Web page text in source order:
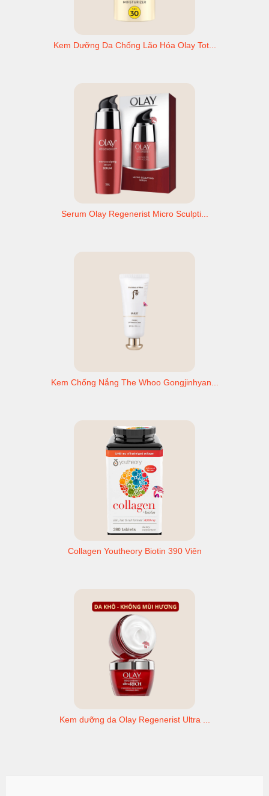
Kem Dưỡng Da Chống Lão Hóa Olay Tot...
Serum Olay Regenerist Micro Sculpti...
Kem Chống Nắng The Whoo Gongjinhyan...
Collagen Youtheory Biotin 390 Viên
Kem dưỡng da Olay Regenerist Ultra ...